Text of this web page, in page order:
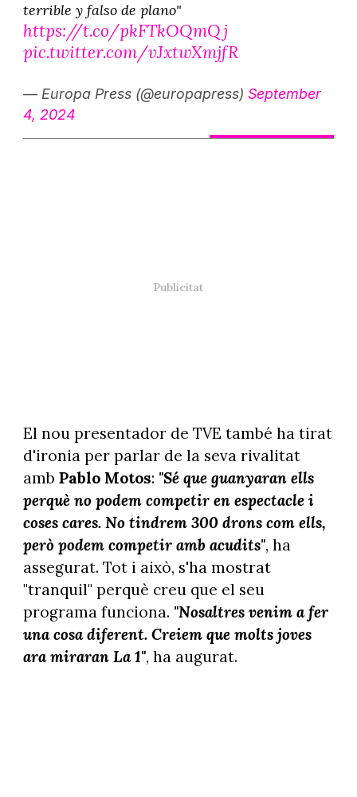
terrible y falso de plano"
https://t.co/pkFTkOQmQj
pic.twitter.com/vJxtwXmjfR
— Europa Press (@europapress) September
4, 2024
El nou presentador de TVE també ha tirat
d'ironia per parlar de la seva rivalitat
amb Pablo Motos: "Sé que guanyaran ells
perquè no podem competir en espectacle i
coses cares. No tindrem 300 drons com ells,
però podem competir amb acudits", ha
assegurat. Tot i això, s'ha mostrat
"tranquil" perquè creu que el seu
programa funciona. "Nosaltres venim a fer
una cosa diferent. Creiem que molts joves
ara miraran La 1", ha augurat.